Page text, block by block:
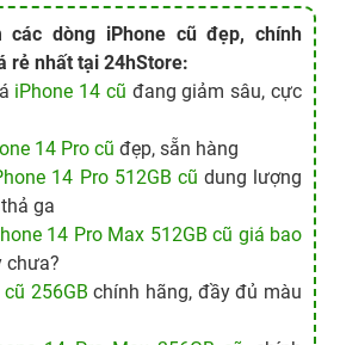
các dòng iPhone cũ đẹp, chính
rẻ nhất tại 24hStore:
iPhone 14 cũ đang giảm sâu, cực
14 Pro cũ đẹp, sẵn hàng
14 Pro 512GB cũ dung lượng
ga
14 Pro Max 512GB cũ giá bao
chưa?
256GB chính hãng, đầy đủ màu